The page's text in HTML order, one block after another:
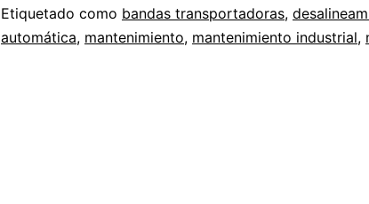
Etiquetado como bandas transportadoras,
automática, mantenimiento, mantenimiento industrial,